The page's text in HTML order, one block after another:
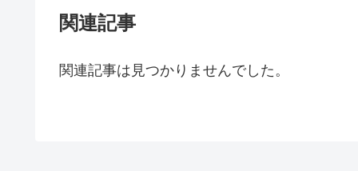
関連記事
関連記事は見つかりませんでした。